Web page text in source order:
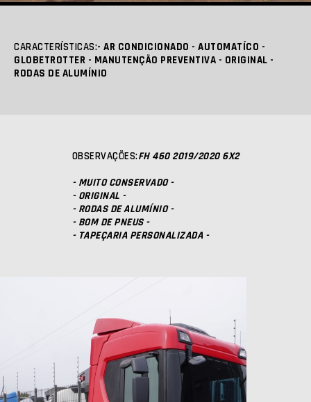
CARACTERÍSTICAS:- AR CONDICIONADO - AUTOMATÍCO -
GLOBETROTTER - MANUTENÇÃO PREVENTIVA - ORIGINAL -
RODAS DE ALUMÍNIO
OBSERVAÇÕES:FH 460 2019/2020 6X2
- MUITO CONSERVADO -
- ORIGINAL -
- RODAS DE ALUMÍNIO -
- BOM DE PNEUS -
- TAPEÇARIA PERSONALIZADA -